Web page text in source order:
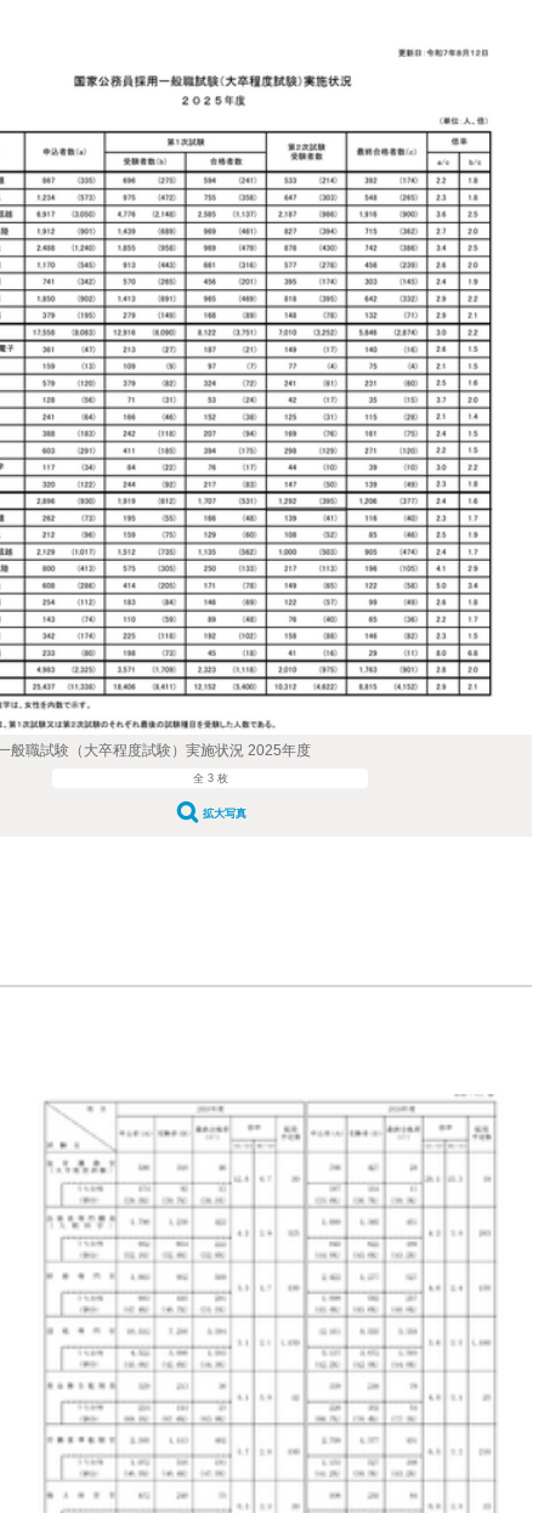
般職試験（大卒程度試験）実施状況 2025年度
全 3 枚
拡大写真